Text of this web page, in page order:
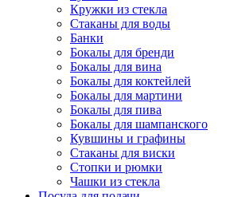
Кружки из стекла
Стаканы для воды
Банки
Бокалы для бренди
Бокалы для вина
Бокалы для коктейлей
Бокалы для мартини
Бокалы для пива
Бокалы для шампанского
Кувшины и графины
Стаканы для виски
Стопки и рюмки
Чашки из стекла